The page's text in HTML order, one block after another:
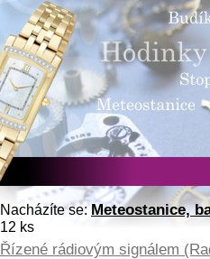
Nacházíte se:Meteostanice,
12 ks
Řízené rádiovým signálem